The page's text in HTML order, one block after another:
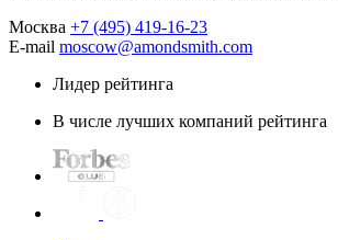
Москва +7 (495) 419-16-23
E-mail moscow@amondsmith.com
Лидер рейтинга
В числе лучших компаний рейтинга